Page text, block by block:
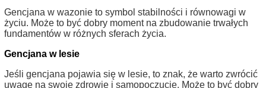
Gencjana w wazonie to symbol stabilności i równowagi w
życiu. Może to być dobry moment na zbudowanie trwałych
fundamentów w różnych sferach życia.
Gencjana w lesie
Jeśli gencjana pojawia się w lesie, to znak, że warto zwrócić
uwagę na swoje zdrowie i samopoczucie. Może to być dobry